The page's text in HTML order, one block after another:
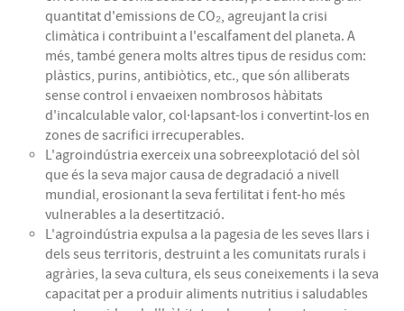
quantitat d'emissions de CO₂, agreujant la crisi
climàtica i contribuint a l'escalfament del planeta. A
més, també genera molts altres tipus de residus com:
plàstics, purins, antibiòtics, etc., que són alliberats
sense control i envaeixen nombrosos hàbitats
d'incalculable valor, col·lapsant-los i convertint-los en
zones de sacrifici irrecuperables.
L'agroindústria exerceix una sobreexplotació del sòl
que és la seva major causa de degradació a nivell
mundial, erosionant la seva fertilitat i fent-ho més
vulnerables a la desertització.
L'agroindústria expulsa a la pagesia de les seves llars i
dels seus territoris, destruint a les comunitats rurals i
agràries, la seva cultura, els seus coneixements i la seva
capacitat per a produir aliments nutritius i saludables